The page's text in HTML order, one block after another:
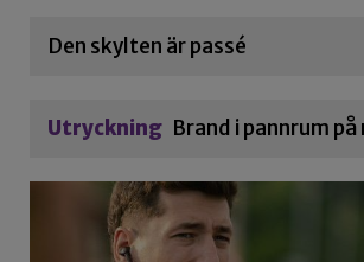
Den skylten är passé
Utryckning Brand i pannrum